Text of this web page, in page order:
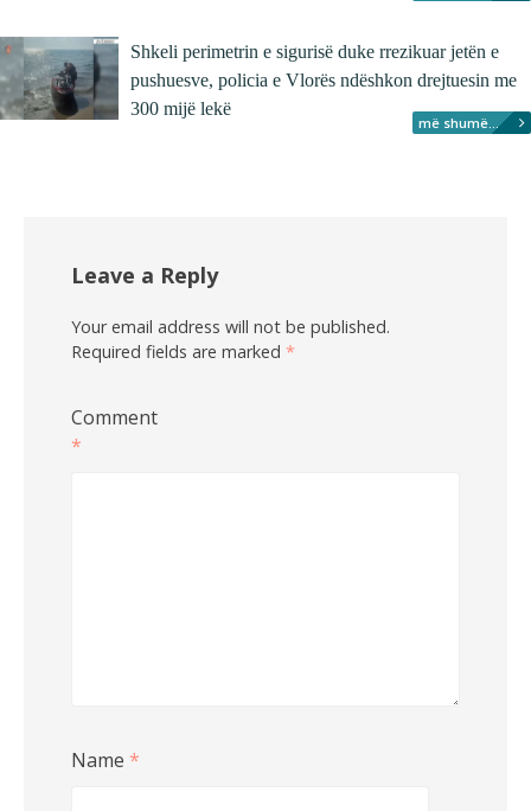
Shkeli perimetrin e sigurisë duke rrezikuar jetën e
pushuesve, policia e Vlorës ndëshkon drejtuesin me
300 mijë lekë
më shumë...
Leave a Reply
Your email address will not be published.
Required fields are marked *
Comment
*
Name *